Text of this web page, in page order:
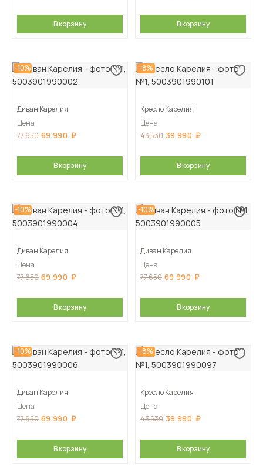
В корзину В корзину
-10%
Диван Карелия
Цена
77 650 69 990
В корзину
-8%
Кресло Карелия
Цена
43 530 39 990
В корзину
-10%
Диван Карелия
Цена
77 650 69 990
В корзину
-10%
Диван Карелия
Цена
77 650 69 990
В корзину
-10%
Диван Карелия
Цена
77 650 69 990
В корзину
-8%
Кресло Карелия
Цена
43 530 39 990
В корзину